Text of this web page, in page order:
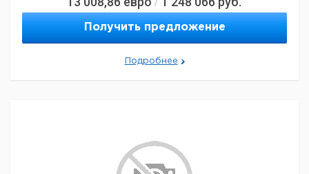
Получить предложение
Подробнее